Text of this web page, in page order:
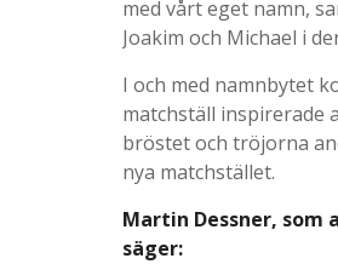
med vårt eget namn,
Joakim och Michael i
I och med namnbytet
matchställ inspirerade
bröstet och tröjorna
nya matchstället.
Martin Dessner,
säger: